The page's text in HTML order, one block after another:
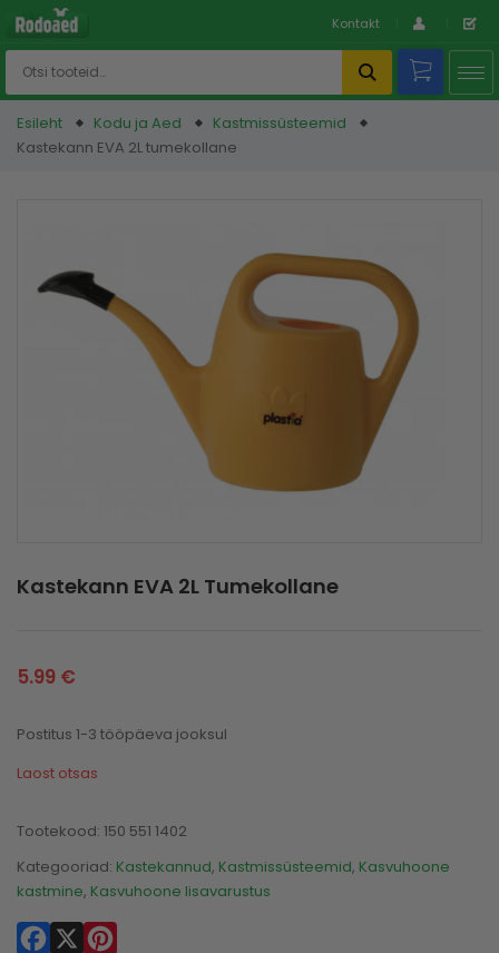
Kontakt
Esileht Kodu ja Aed
Kastmissüsteemid
Kastekann EVA 2L tumekollane
Kastekann EVA 2L Tumekollane
5.99 €
Postitus 1-3 tööpäeva jooksul
Laost otsas
Tootekood: 150 551 1402
Kategooriad: Kastekannud, Kastmissüsteemid, Kasvuhoone
kastmine, Kasvuhoone lisavarustus
Facebook
X